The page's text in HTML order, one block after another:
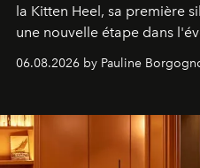
la Kitten Heel, sa première
une nouvelle étape dans
06.08.2026 by Pauline